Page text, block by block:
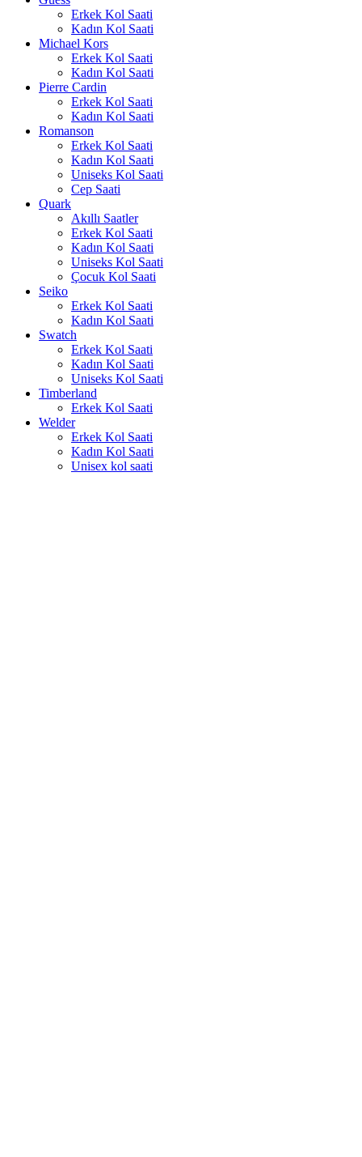
Erkek Kol Saati
Kadın Kol Saati
Michael Kors
Erkek Kol Saati
Kadın Kol Saati
Pierre Cardin
Erkek Kol Saati
Kadın Kol Saati
Romanson
Erkek Kol Saati
Kadın Kol Saati
Uniseks Kol Saati
Cep Saati
Quark
Akıllı Saatler
Erkek Kol Saati
Kadın Kol Saati
Uniseks Kol Saati
Çocuk Kol Saati
Seiko
Erkek Kol Saati
Kadın Kol Saati
Swatch
Erkek Kol Saati
Kadın Kol Saati
Uniseks Kol Saati
Timberland
Erkek Kol Saati
Welder
Erkek Kol Saati
Kadın Kol Saati
Unisex kol saati